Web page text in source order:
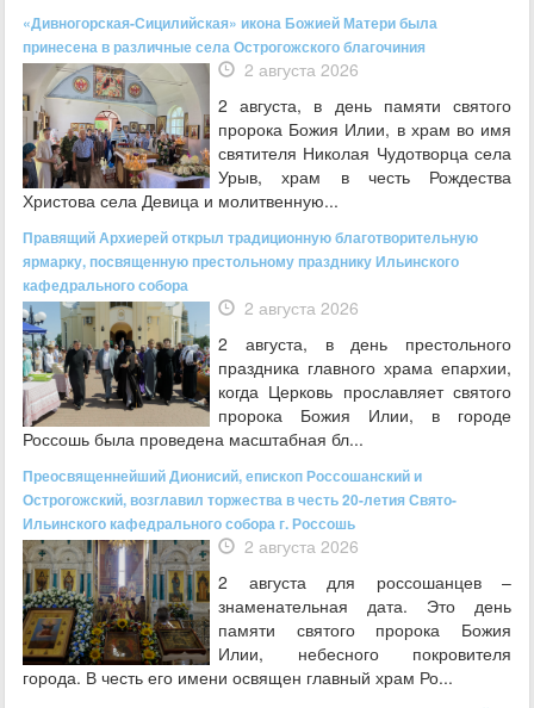
«Дивногорская-Сицилийская» икона Божией Матери была
принесена в различные села Острогожского благочиния
2 августа 2026
2 августа, в день памяти святого
пророка Божия Илии, в храм во имя
святителя Николая Чудотворца села
Урыв, храм в честь Рождества
Христова села Девица и молитвенную...
Правящий Архиерей открыл традиционную благотворительную
ярмарку, посвященную престольному празднику Ильинского
кафедрального собора
2 августа 2026
2 августа, в день престольного
праздника главного храма епархии,
когда Церковь прославляет святого
пророка Божия Илии, в городе
Россошь была проведена масштабная бл...
Преосвященнейший Дионисий, епископ Россошанский и
Острогожский, возглавил торжества в честь 20-летия Свято-
Ильинского кафедрального собора г. Россошь
2 августа 2026
2 августа для россошанцев –
знаменательная дата. Это день
памяти святого пророка Божия
Илии, небесного покровителя
города. В честь его имени освящен главный храм Ро...